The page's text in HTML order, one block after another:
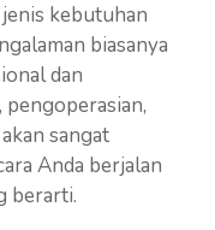
jenis kebutuhan
biasanya
dan
sangat
Anda berjalan
berarti.